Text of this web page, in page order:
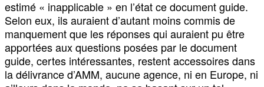
estimé « inapplicable » en l’état ce document guide.
Selon eux, ils auraient d’autant moins commis de
manquement que les réponses qui auraient pu être
apportées aux questions posées par le document
guide, certes intéressantes, restent accessoires dans
la délivrance d’AMM, aucune agence, ni en Europe, ni